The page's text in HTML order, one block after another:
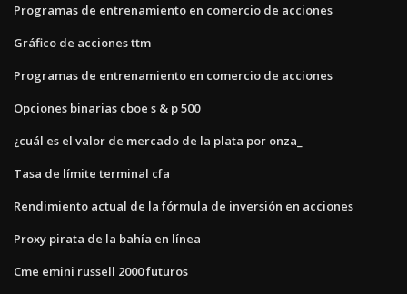
Programas de entrenamiento en comercio de acciones
Gráfico de acciones ttm
Programas de entrenamiento en comercio de acciones
Opciones binarias cboe s & p 500
¿cuál es el valor de mercado de la plata por onza_
Tasa de límite terminal cfa
Rendimiento actual de la fórmula de inversión en acciones
Proxy pirata de la bahía en línea
Cme emini russell 2000 futuros